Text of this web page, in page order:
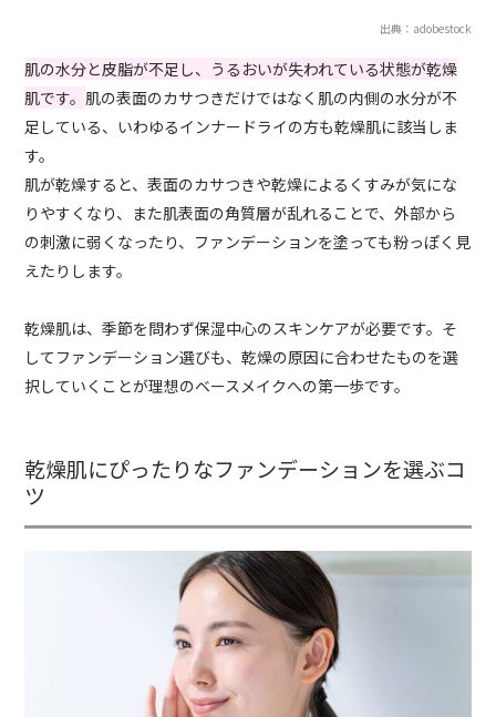
出典：adobestock
肌の水分と皮脂が不足し、うるおいが失われている状態が乾燥
肌です。 肌の表面のカサつきだけではなく肌の内側の水分が不
足している、いわゆるインナードライの方も乾燥肌に該当しま
す。
肌が乾燥すると、表面のカサつきや乾燥によるくすみが気にな
りやすくなり、また肌表面の角質層が乱れることで、外部から
の刺激に弱くなったり、ファンデーションを塗っても粉っぽく見
えたりします。
乾燥肌は、季節を問わず保湿中心のスキンケアが必要です。そ
してファンデーション選びも、乾燥の原因に合わせたものを選
択していくことが理想のベースメイクへの第一歩です。
乾燥肌にぴったりなファンデーションを選ぶコ
ツ